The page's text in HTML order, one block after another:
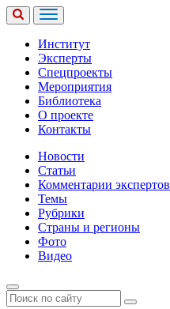
Институт
Эксперты
Спецпроекты
Мероприятия
Библиотека
О проекте
Контакты
Новости
Статьи
Комментарии экспертов
Темы
Рубрики
Страны и регионы
Фото
Видео